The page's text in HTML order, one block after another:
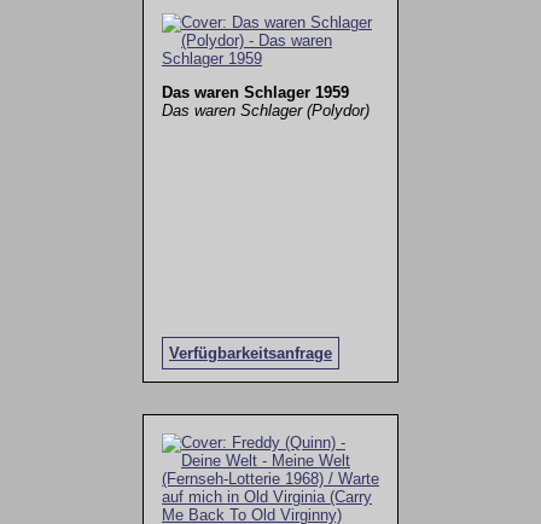
Das waren Schlager 1959
Das waren Schlager (Polydor)
Verfügbarkeitsanfrage